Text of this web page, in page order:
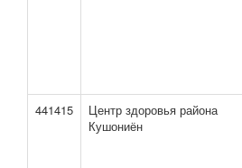
441415
Центр здоровья района
Кушониён